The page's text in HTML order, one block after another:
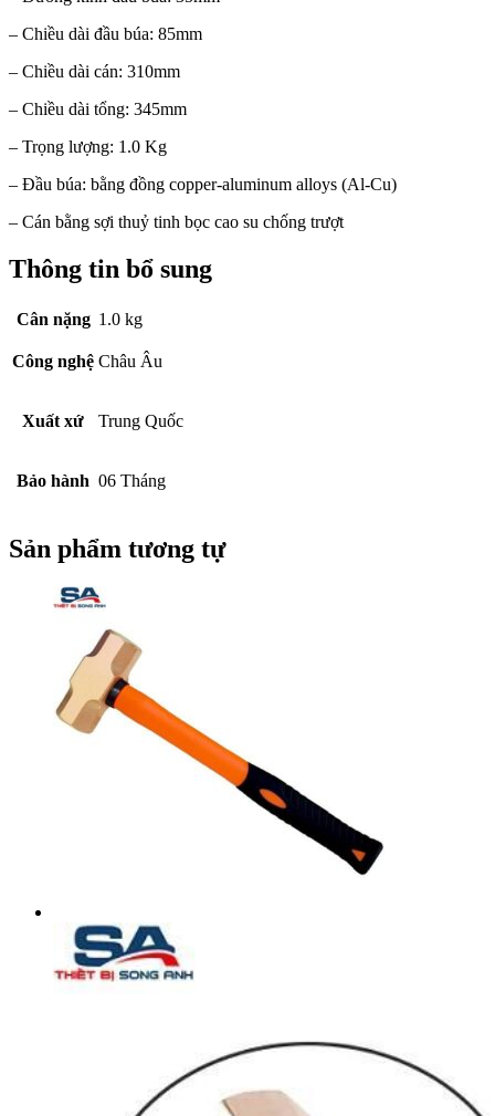
– Chiều dài đầu búa: 85mm
– Chiều dài cán: 310mm
– Chiều dài tổng: 345mm
– Trọng lượng: 1.0 Kg
– Đầu búa: bằng đồng copper-aluminum alloys (Al-Cu)
– Cán bằng sợi thuỷ tinh bọc cao su chống trượt
Thông tin bổ sung
Cân nặng 1.0 kg
Công nghệ Châu Âu
Xuất xứ Trung Quốc
Bảo hành 06 Tháng
Sản phẩm tương tự